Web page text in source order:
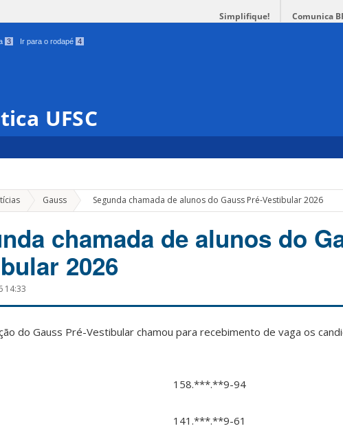
Simplifique! Comunica
3 Ir para o rodapé 4
UFSC
Gauss » Segunda chamada de alunos do Gauss Pré-Vestibular 2026
chamada de alunos do
2026
14:33
do Gauss Pré-Vestibular chamou para recebimento de vaga os
158.***.**9-94
141.***.**9-61